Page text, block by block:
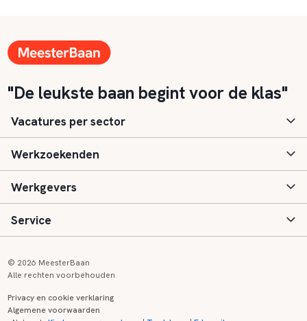
"De leukste baan begint voor de klas"
Vacatures per sector
Basisonderwijs
Speciaal (basis) onderwijs
Voortgezet onderwijs
Werkzoekenden
Aanmelden
Vacatures
Werkgevers
Inloggen
Service
© 2026 MeesterBaan
Alle rechten voorbehouden
Privacy en cookie verklaring
Algemene voorwaarden